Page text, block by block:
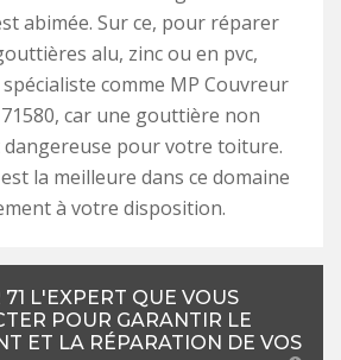
abimée. Sur ce, pour réparer
alu, zinc ou en pvc,
comme MP Couvreur
car une gouttière non
pour votre toiture.
la meilleure dans ce domaine
à votre disposition.
L'EXPERT QUE VOUS
POUR GARANTIR LE
ET LA RÉPARATION DE VOS